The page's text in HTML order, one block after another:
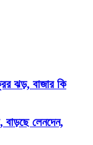
ঝড়, বাজার কি
বাড়ছে লেনদেন,